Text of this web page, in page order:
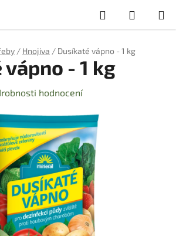
Hledat
KOŠÍK
/ Hnojiva / Dusíkaté vápno - 1 kg
- 1 kg
hodnocení